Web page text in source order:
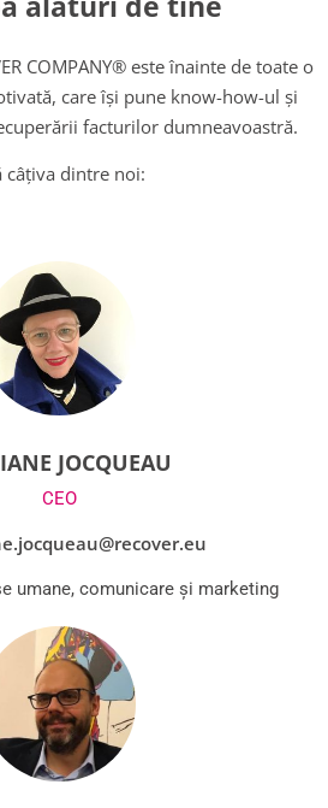
COMPANY® este înainte de toate o
care își pune know-how-ul și
facturilor dumneavoastră.
câțiva dintre noi:
JOCQUEAU
CEO
umane, comunicare și marketing